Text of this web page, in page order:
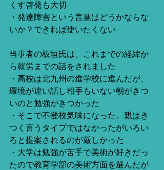
くす啓発も大切
・発達障害という言葉はどうかならな
いか？できれば使いたくない
当事者の板垣氏は、これまでの経緯か
ら就労までの話をされました
・高校は北九州の進学校に進んだが、
環境が違い話し相手もいない朝がきつ
いのと勉強がきつかった
・そこで不登校気味になった。親はき
つく言うタイプではなかったがいろい
ろと提案されるのが厳しかった
・大学は勉強が苦手で美術が好きだっ
たので教育学部の美術方面を選んだが